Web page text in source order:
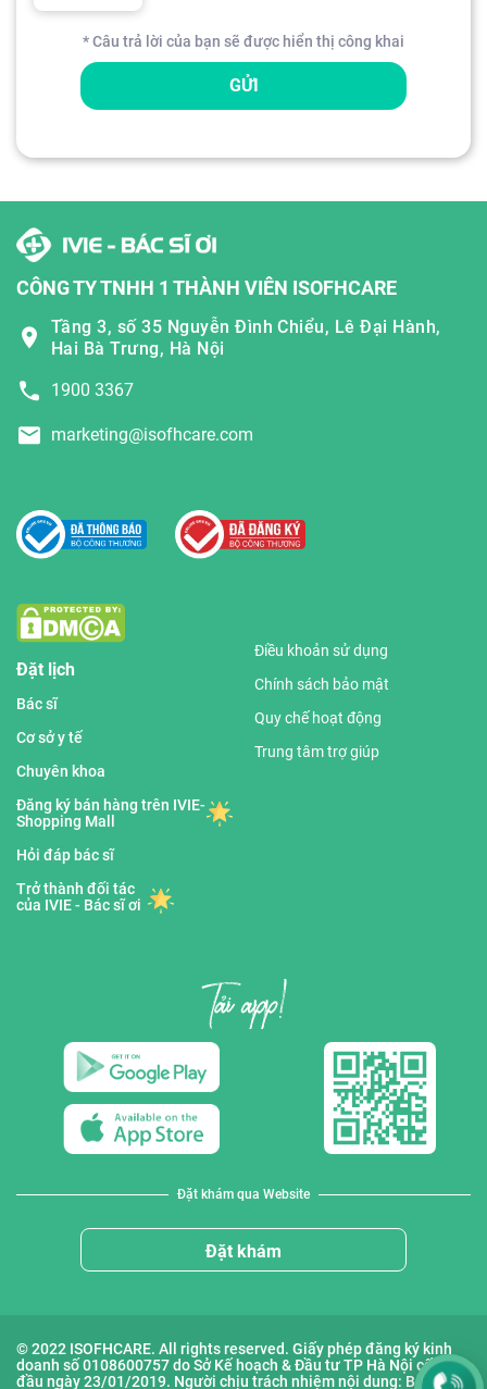
* Câu trả lời của bạn sẽ được hiển thị công khai
GỬI
CÔNG TY TNHH 1 THÀNH VIÊN ISOFHCARE
Tầng 3, số 35 Nguyễn Đình Chiểu, Lê Đại Hành,
Hai Bà Trưng, Hà Nội
1900 3367
marketing@isofhcare.com
Đặt lịch
Bác sĩ
Cơ sở y tế
Chuyên khoa
Đăng ký bán hàng trên IVIE-
Shopping Mall
Hỏi đáp bác sĩ
Trở thành đối tác
của IVIE - Bác sĩ ơi
Điều khoản sử dụng
Chính sách bảo mật
Quy chế hoạt động
Trung tâm trợ giúp
Đặt khám qua Website
Đặt khám
© 2022 ISOFHCARE. All rights reserved. Giấy phép đăng ký kinh
doanh số 0108600757 do Sở Kế hoạch & Đầu tư TP Hà Nội cấp lần
đầu ngày 23/01/2019. Người chịu trách nhiệm nội dung: Bà